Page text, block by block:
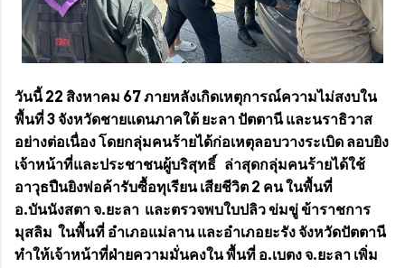
วันนี้ 22 สิงหาคม 67 ภายหลังเกิดเหตุการณ์ความไม่สงบใน
พื้นที่ 3 จังหวัดชายแดนภาคใต้ ยะลา ปัตตานี และนราธิวาส
อย่างต่อเนื่อง โดยกลุ่มคนร้ายได้ก่อเหตุลอบวางระเบิด ลอบยิง
เจ้าหน้าที่และประชาชนผู้บริสุทธิ์ ล่าสุดกลุ่มคนร้ายได้ใช้
อาวุธปืนยิงพ่อค้ารับซื้อทุเรียน เสียชีวิต 2 คน ในพื้นที่
อ.บันนังสตา จ.ยะลา และตรวจพบใบปลิว ข่มขู่ ข้าราชการ
มุสลิม ในพื้นที่ อำเภอแม่ลาน และอำเภอยะรัง จังหวัดปัตตานี
ทำให้เจ้าหน้าที่ฝ่ายความมั่นคงใน พื้นที่ อ.เบตง จ.ยะลา เพิ่ม